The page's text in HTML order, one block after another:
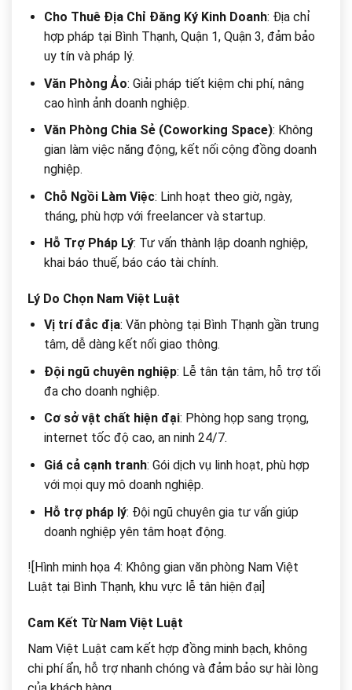
Cho Thuê Địa Chỉ Đăng Ký Kinh Doanh: Địa chỉ
hợp pháp tại Bình Thạnh, Quận 1, Quận 3, đảm bảo
uy tín và pháp lý.
Văn Phòng Ảo: Giải pháp tiết kiệm chi phí, nâng
cao hình ảnh doanh nghiệp.
Văn Phòng Chia Sẻ (Coworking Space): Không
gian làm việc năng động, kết nối cộng đồng doanh
nghiệp.
Chỗ Ngồi Làm Việc: Linh hoạt theo giờ, ngày,
tháng, phù hợp với freelancer và startup.
Hỗ Trợ Pháp Lý: Tư vấn thành lập doanh nghiệp,
khai báo thuế, báo cáo tài chính.
Lý Do Chọn Nam Việt Luật
Vị trí đắc địa: Văn phòng tại Bình Thạnh gần trung
tâm, dễ dàng kết nối giao thông.
Đội ngũ chuyên nghiệp: Lễ tân tận tâm, hỗ trợ tối
đa cho doanh nghiệp.
Cơ sở vật chất hiện đại: Phòng họp sang trọng,
internet tốc độ cao, an ninh 24/7.
Giá cả cạnh tranh: Gói dịch vụ linh hoạt, phù hợp
với mọi quy mô doanh nghiệp.
Hỗ trợ pháp lý: Đội ngũ chuyên gia tư vấn giúp
doanh nghiệp yên tâm hoạt động.
![Hình minh họa 4: Không gian văn phòng Nam Việt
Luật tại Bình Thạnh, khu vực lễ tân hiện đại]
Cam Kết Từ Nam Việt Luật
Nam Việt Luật cam kết hợp đồng minh bạch, không
chi phí ẩn, hỗ trợ nhanh chóng và đảm bảo sự hài lòng